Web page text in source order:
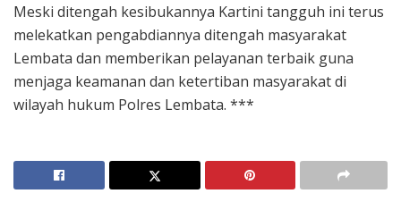
Meski ditengah kesibukannya Kartini tangguh ini terus
melekatkan pengabdiannya ditengah masyarakat
Lembata dan memberikan pelayanan terbaik guna
menjaga keamanan dan ketertiban masyarakat di
wilayah hukum Polres Lembata. ***